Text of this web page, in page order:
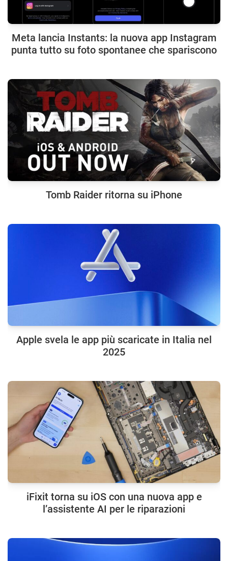
Meta lancia Instants: la nuova app Instagram
punta tutto su foto spontanee che spariscono
Tomb Raider ritorna su iPhone
Apple svela le app più scaricate in Italia nel
2025
iFixit torna su iOS con una nuova app e
l’assistente AI per le riparazioni